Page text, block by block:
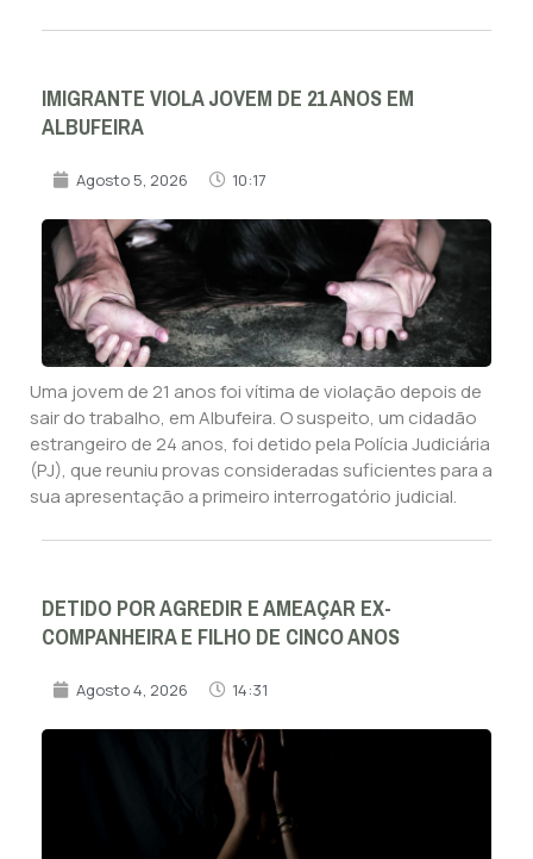
IMIGRANTE VIOLA JOVEM DE 21 ANOS EM
ALBUFEIRA
Agosto 5, 2026 10:17
Uma jovem de 21 anos foi vítima de violação depois de
sair do trabalho, em Albufeira. O suspeito, um cidadão
estrangeiro de 24 anos, foi detido pela Polícia Judiciária
(PJ), que reuniu provas consideradas suficientes para a
sua apresentação a primeiro interrogatório judicial.
DETIDO POR AGREDIR E AMEAÇAR EX-
COMPANHEIRA E FILHO DE CINCO ANOS
Agosto 4, 2026 14:31